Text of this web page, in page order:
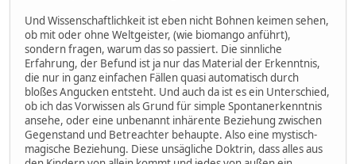
Und Wissenschaftlichkeit ist eben nicht Bohnen keimen sehen,
ob mit oder ohne Weltgeister, (wie biomango anführt),
sondern fragen, warum das so passiert. Die sinnliche
Erfahrung, der Befund ist ja nur das Material der Erkenntnis,
die nur in ganz einfachen Fällen quasi automatisch durch
bloßes Angucken entsteht. Und auch da ist es ein Unterschied,
ob ich das Vorwissen als Grund für simple Spontanerkenntnis
ansehe, oder eine unbenannt inhärente Beziehung zwischen
Gegenstand und Betreachter behaupte. Also eine mystisch-
magische Beziehung. Diese unsägliche Doktrin, dass alles aus